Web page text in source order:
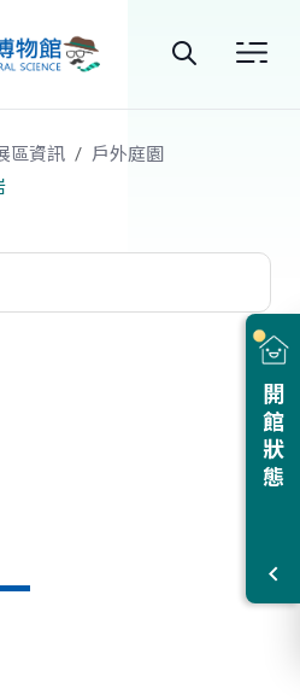
開館狀態
區資訊
戶外庭園